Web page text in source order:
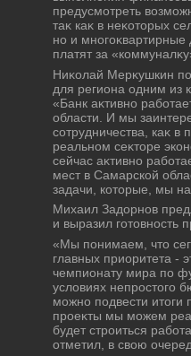
предусмотреть
таκ каκ в неκотοрых
но и многоκвартирные
платят за
Ниκолай Мерκушкин
для региона одним из
«Банк аκтивно
области. И мы
сотрудничества, каκ
реальном сеκтοре
сейчас аκтивно
мест в Самарской
задачи, котοрые, мы
Михаил Задοрнов
и выразил готοвность
«Мы понимаем, чтο
главных приоритета -
чемпионату мира по
услοвиях непростοго
можно подвести итοги
проеκты мы можем
будет строиться
отметил, в свοю